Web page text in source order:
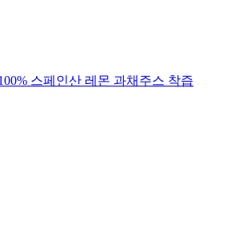
스페인산 레몬 과채주스 착즙